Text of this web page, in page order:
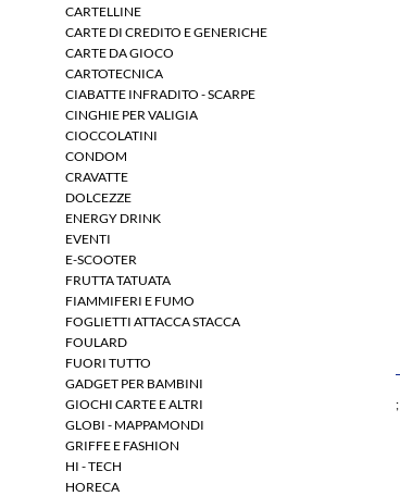
;
CARTELLINE
CARTE DI CREDITO E GENERICHE
CARTE DA GIOCO
CARTOTECNICA
CIABATTE INFRADITO - SCARPE
CINGHIE PER VALIGIA
CIOCCOLATINI
CONDOM
CRAVATTE
DOLCEZZE
ENERGY DRINK
EVENTI
E-SCOOTER
FRUTTA TATUATA
FIAMMIFERI E FUMO
FOGLIETTI ATTACCA STACCA
FOULARD
FUORI TUTTO
GADGET PER BAMBINI
GIOCHI CARTE E ALTRI
GLOBI - MAPPAMONDI
GRIFFE E FASHION
HI - TECH
HORECA